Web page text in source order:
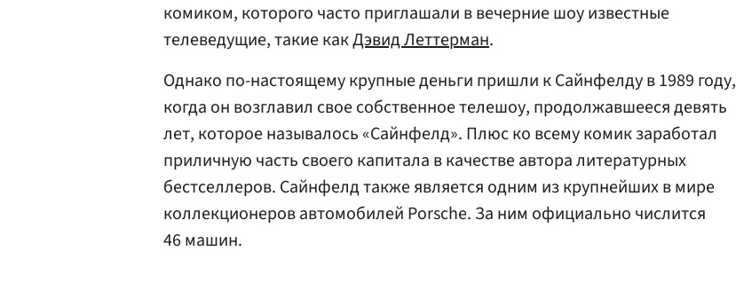
комиком, которого часто приглашали в вечерние шоу известные
телеведущие, такие какДэвид Леттерман.
Однако по-настоящему крупные деньги пришли к Сайнфелду в 1989 году,
когда он возглавил свое собственное телешоу, продолжавшееся девять
лет, которое называлось «Сайнфелд». Плюс ко всему комик заработал
приличную часть своего капитала в качестве автора литературных
бестселлеров. Сайнфелд также является одним из крупнейших в мире
коллекционеров автомобилей Porsche. За ним официально числится
46 машин.